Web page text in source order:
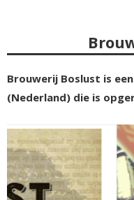
Brouwerij Boslust is
(Nederland) die is